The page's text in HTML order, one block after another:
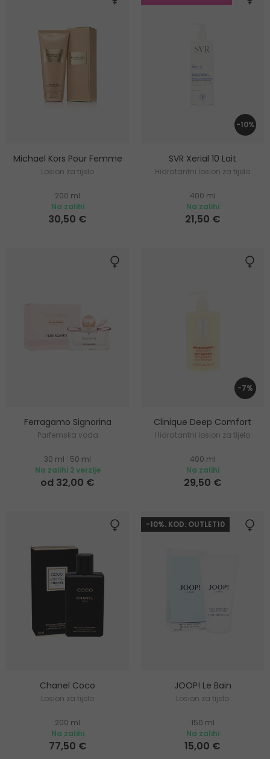
Michael Kors Pour Femme
Losion za tijelo
200 ml
Na zalihi
30,50 €
-10%
SVR Xerial 10 Lait
Hidratantni losion za tijelo
400 ml
Na zalihi
21,50 €
Ferragamo Signorina
Parfemska voda
30 ml
50 ml
Na zalihi 2 verzije
od 32,00 €
-7%
Clinique Deep Comfort
Hidratantni losion za tijelo
400 ml
Na zalihi
29,50 €
Chanel Coco
Losion za tijelo
200 ml
Na zalihi
77,50 €
-10%. KOD: OUTLET10
JOOP! Le Bain
Losion za tijelo
150 ml
Na zalihi
15,00 €